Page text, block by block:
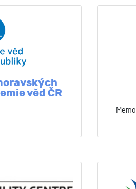
věd ČR